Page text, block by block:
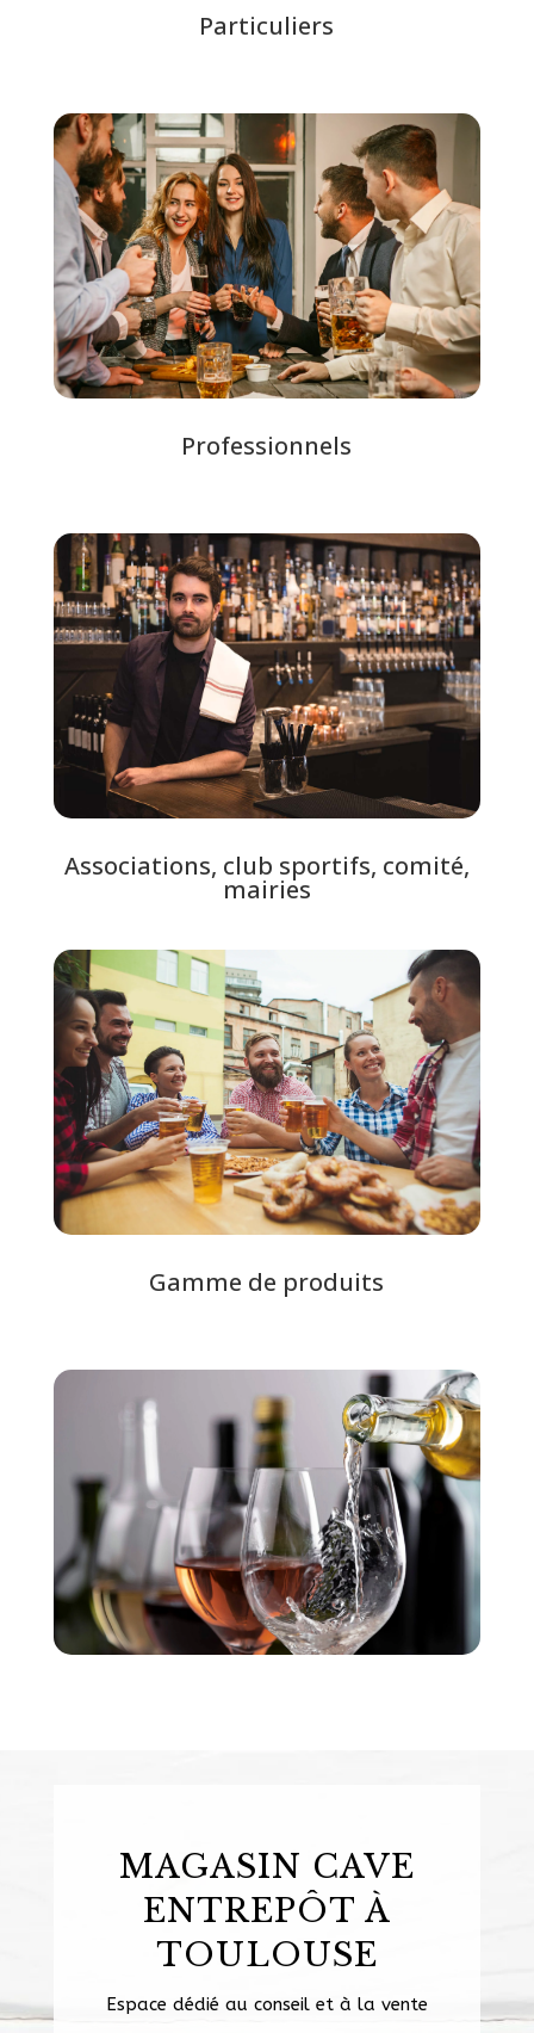
Particuliers
Professionnels
Associations, club sportifs, comité,
mairies
Gamme de produits
MAGASIN CAVE
ENTREPÔT À
TOULOUSE
Espace dédié au conseil et à la vente